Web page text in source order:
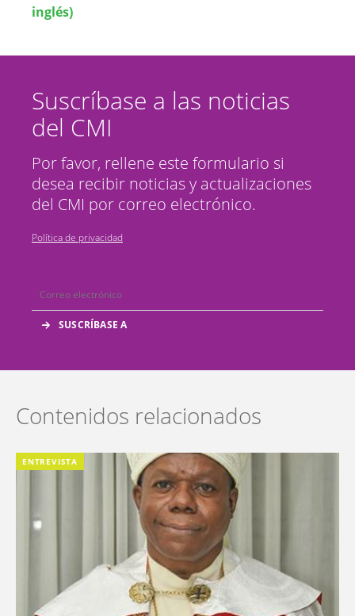
inglés)
Suscríbase a las noticias
del CMI
Por favor, rellene este formulario si
desea recibir noticias y actualizaciones
del CMI por correo electrónico.
Política de privacidad
Contenidos relacionados
ENTREVISTA